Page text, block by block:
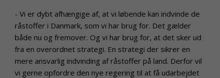
- Vi er dybt afhængige af, at vi løbende kan indvinde de
råstoffer i Danmark, som vi har brug for. Det gælder
både nu og fremover. Og vi har brug for, at det sker ud
fra en overordnet strategi. En strategi der sikrer en
mere ansvarlig indvinding af råstoffer på land. Derfor vil
vi gerne opfordre den nye regering til at få udarbejdet